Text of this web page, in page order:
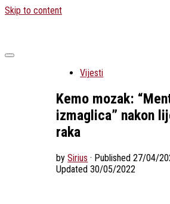
Skip to content
Vijesti
Kemo mozak:
izmaglica” nakon
raka
bySirius · Published27/04/
Updated30/05/2022